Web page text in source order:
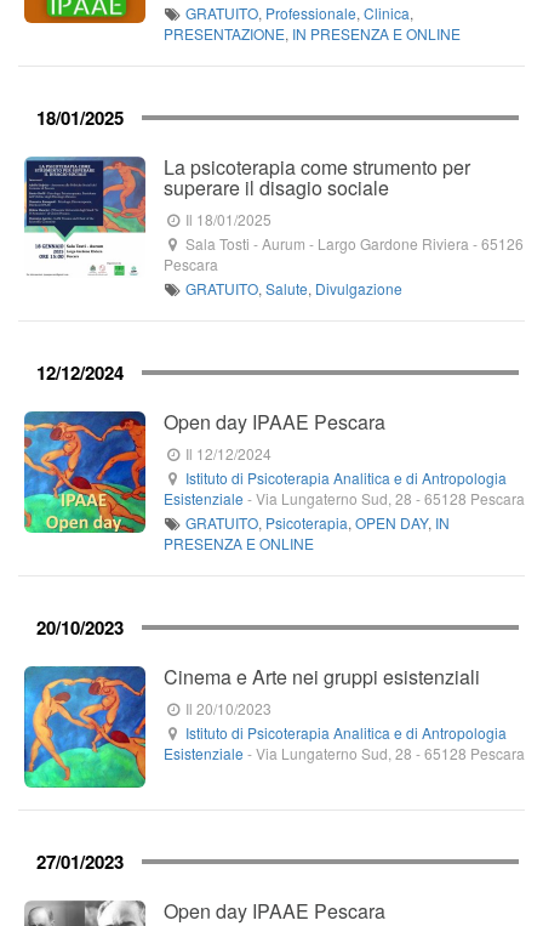
GRATUITO, Professionale,Clinica,
PRESENTAZIONE, IN PRESENZA E ONLINE
18/01/2025
La psicoterapia come strumento per
superare il disagio sociale
Il 18/01/2025
Sala Tosti - Aurum - Largo Gardone Riviera -65126
Pescara
GRATUITO,Salute, Divulgazione
12/12/2024
Open day IPAAE Pescara
Il 12/12/2024
Istituto di Psicoterapia Analitica e di Antropologia
Esistenziale -Via Lungaterno Sud, 28 -65128 Pescara
GRATUITO, Psicoterapia,OPEN DAY, IN
PRESENZA E ONLINE
20/10/2023
Cinema e Arte nei gruppi esistenziali
Il 20/10/2023
Istituto di Psicoterapia Analitica e di Antropologia
Esistenziale -Via Lungaterno Sud, 28 -65128 Pescara
27/01/2023
Open day IPAAE Pescara